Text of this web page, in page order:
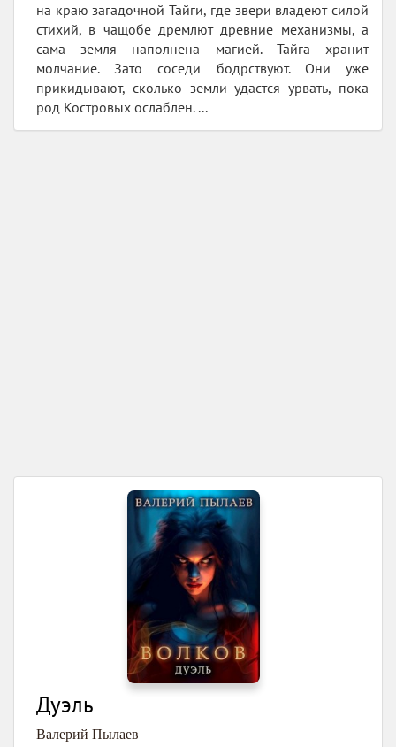
на краю загадочной Тайги, где звери владеют силой
стихий, в чащобе дремлют древние механизмы, а
сама земля наполнена магией. Тайга хранит
молчание. Зато соседи бодрствуют. Они уже
прикидывают, сколько земли удастся урвать, пока
род Костровых ослаблен. ...
Дуэль
Валерий Пылаев